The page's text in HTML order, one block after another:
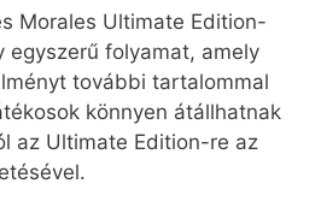
Morales Ultimate Edition-
egyszerű folyamat, amely
további tartalommal
könnyen átállhatnak
az Ultimate Edition-re az